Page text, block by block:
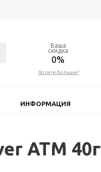
Ваша
скидка
0%
Хотите больше?
ИНФОРМАЦИЯ
ATM 40г